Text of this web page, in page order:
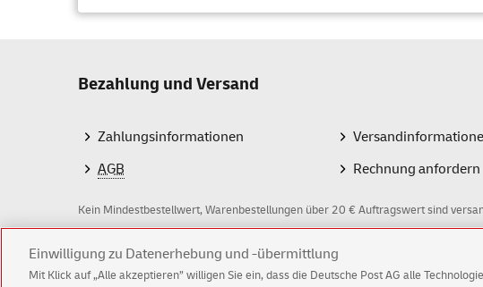
Bezahlung und Versand
Zahlungsinformationen
AGB
Rechnung anfordern
Kein Mindestbestellwert, Warenbestellungen über 20 € Auftragswert sind
Z
Einwilligung zu Datenerhebung und -übermittlung
Mit Klick auf „Alle akzeptieren” willigen Sie ein, dass die Deutsche Post AG alle